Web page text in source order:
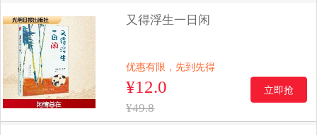
又得浮生一日闲
优惠有限，先到先得
¥12.0
¥49.8
立即抢